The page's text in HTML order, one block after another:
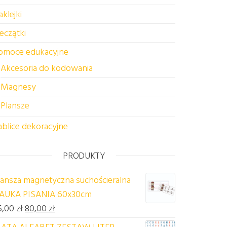
edukacyjne
Akcesoria do kodowania
Magnesy
Plansze
dekoracyjne
PRODUKTY
magnetyczna suchościeralna
PISANIA 60x30cm
złPierwotna cena wynosiła: 85,00 zł.
80,00 złAktualna cena wynosi: 80,00 zł.